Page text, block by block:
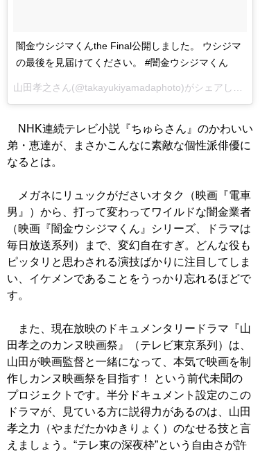
闇金ウシジマくんthe Final公開しました。 ウシジマ
の最後を見届けてください。 #闇金ウシジマくん
山田孝之さん(@takayukiyamadaphoto)がシェアした投稿 –
NHK連続テレビ小説『ちゅらさん』のかわいい
弟・恵達が、まさかこんなに素敵な個性派俳優に
なるとは。
メガネにリュックがださいオタク（映画『電車
男』）から、打って変わってワイルドな闇金業者
（映画『闇金ウシジマくん』シリーズ、ドラマは
毎日放送系列）まで、変幻自在すぎ。どんな役も
ピッタリと思わされる演技ばかりに注目してしま
い、イケメンであることをうっかり忘れるほどで
す。
また、現在放映のドキュメンタリードラマ『山
田孝之のカンヌ映画祭』（テレビ東京系列）は、
山田が映画監督と一緒になって、本気で映画を制
作しカンヌ映画祭を目指す！ という前代未聞の
プロジェクトです。半分ドキュメント設定のこの
ドラマが、見ている方に説得力があるのは、山田
孝之力（やまだたかゆきりょく）のなせる技と言
えましょう。“テレ東の深夜枠”という自由さが許